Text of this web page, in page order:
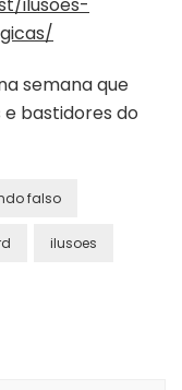
ilusoes-
semana que
bastidores do
falso
ilusoes